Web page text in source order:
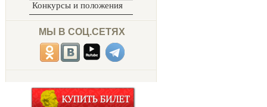
Конкурсы и положения
МЫ В СОЦ.СЕТЯХ